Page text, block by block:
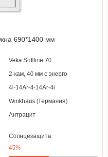
690*1400 мм
Veka Softline 70
2-кам, 40 мм с энерго
4і-14Ar-4-14Ar-4i
Winkhaus (Германия)
Антрацит
Солнцезащита
45%